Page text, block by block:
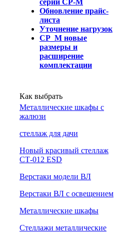
серии СР-М
Обновление прайс-
листа
Уточнение нагрузок
СР_М новые
размеры и
расширение
комплектации
Как выбрать
Металлические шкафы с
жалюзи
cтеллаж для дачи
Новый красивый стеллаж
СТ-012 ESD
Верстаки модели ВЛ
Верстаки ВЛ с освещением
Металлические шкафы
Стеллажи металлические